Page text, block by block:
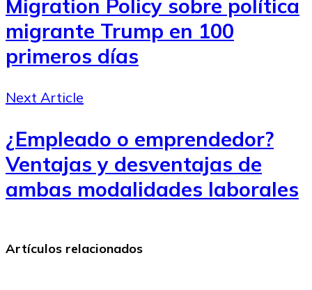
Migration Policy sobre política
migrante Trump en 100
primeros días
Next Article
¿Empleado o emprendedor?
Ventajas y desventajas de
ambas modalidades laborales
Artículos relacionados